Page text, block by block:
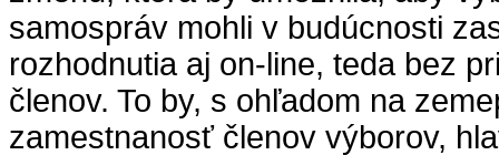
samospráv mohli v budúcnosti
rozhodnutia aj on-line, teda bez
členov. To by, s ohľadom na
zamestnanosť členov výborov,